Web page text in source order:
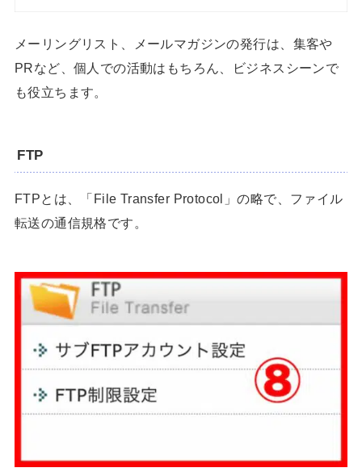
メーリングリスト、メールマガジンの発行は、集客や
PRなど、個人での活動はもちろん、ビジネスシーンで
も役立ちます。
FTP
FTPとは、「File Transfer Protocol」の略で、ファイル
転送の通信規格です。